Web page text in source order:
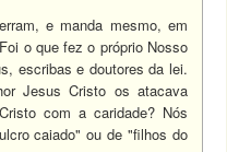
e manda mesmo, em
o que fez o próprio Nosso
escribas e doutores da lei.
Jesus Cristo os atacava
com a caridade? Nós
caiado" ou de "filhos do